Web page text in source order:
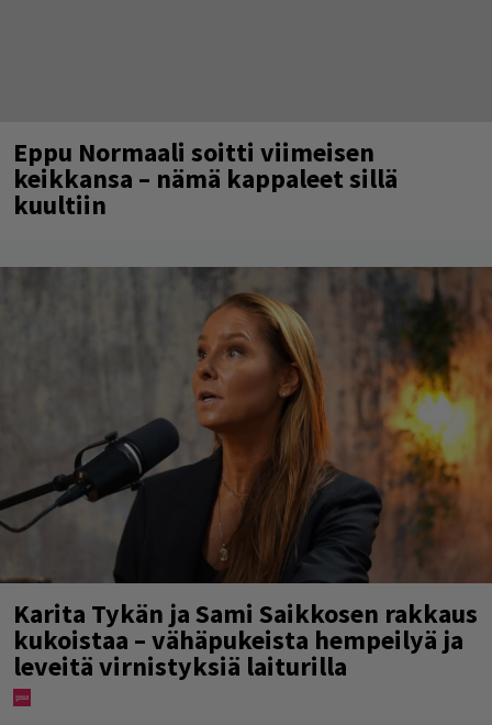
Eppu Normaali soitti viimeisen
keikkansa – nämä kappaleet sillä
kuultiin
Karita Tykän ja Sami Saikkosen rakkaus
kukoistaa – vähäpukeista hempeilyä ja
leveitä virnistyksiä laiturilla